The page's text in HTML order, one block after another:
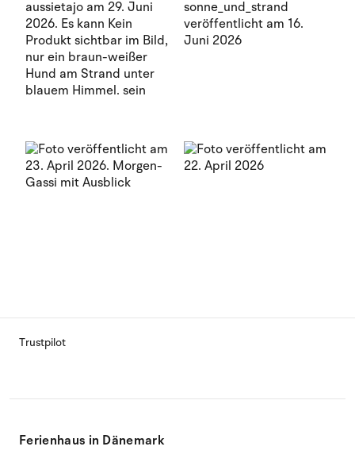
Trustpilot
Ferienhaus in Dänemark